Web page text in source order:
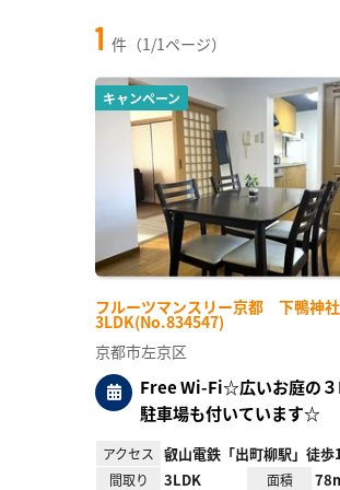
1 件（1/1ページ）
キャンペーン
フルーツマンスリー京都 下鴨神社
3LDK(No.834547)
京都市左京区
Free Wi-Fi☆広いお庭の
駐車場も付いています☆
アクセス 叡山電鉄「出町柳駅」徒歩
間取り 3LDK 面積